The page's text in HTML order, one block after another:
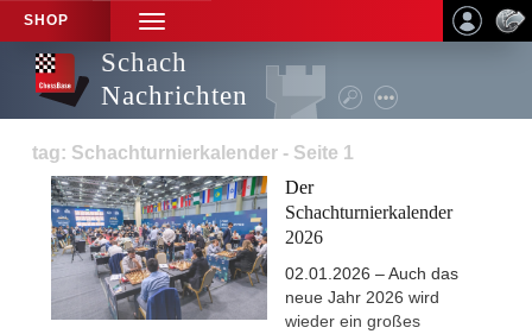
SHOP
TOGGLE
NAVIGATION
Schach
Nachrichten
tag: Schachturnierkalender - Seite 1
Der
Schachturnierkalender
2026
02.01.2026 – Auch das
neue Jahr 2026 wird
wieder ein großes